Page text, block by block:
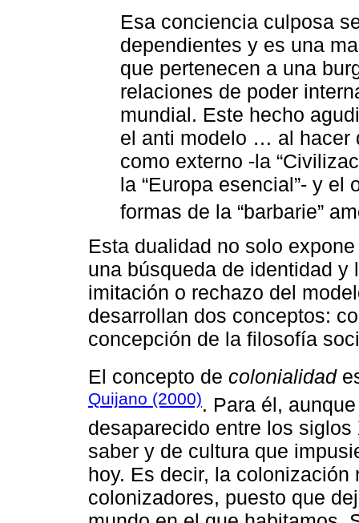
Esa conciencia culposa
dependientes y es una
que pertenecen a una
relaciones de poder
mundial. Este hecho
el anti modelo … al hacer
como externo -la
la “Europa esencial”- y el
formas de la “barbarie”
Esta dualidad no solo
una búsqueda de identidad
imitación o rechazo del
desarrollan dos conceptos:
concepción de la filosofía
El concepto de colonialidad
Quijano (2000). Para él,
desaparecido entre los
saber y de cultura que
hoy. Es decir, la
colonizadores, puesto que